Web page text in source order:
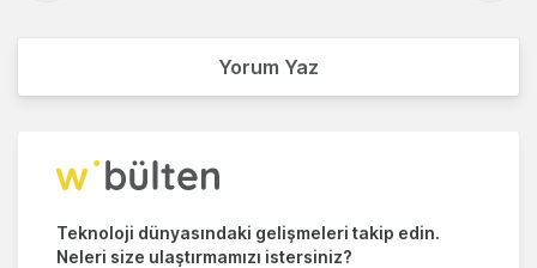
Yorum Yaz
Teknoloji dünyasındaki gelişmeleri takip edin.
Neleri size ulaştırmamızı istersiniz?